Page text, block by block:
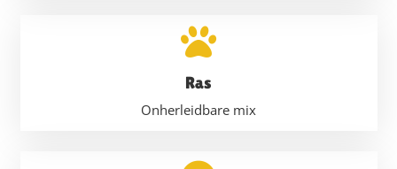
Ras
Onherleidbare mix